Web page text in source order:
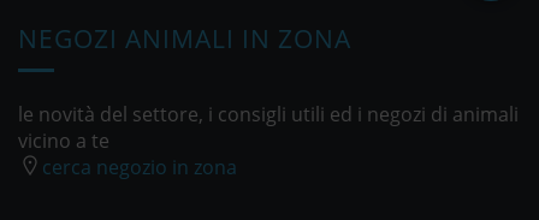
NEGOZI ANIMALI IN ZONA
le novità del settore, i consigli utili ed i negozi di animali
vicino a te
cerca negozio in zona